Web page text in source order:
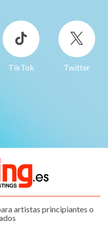
TikTok Twitter
artistas principiantes o